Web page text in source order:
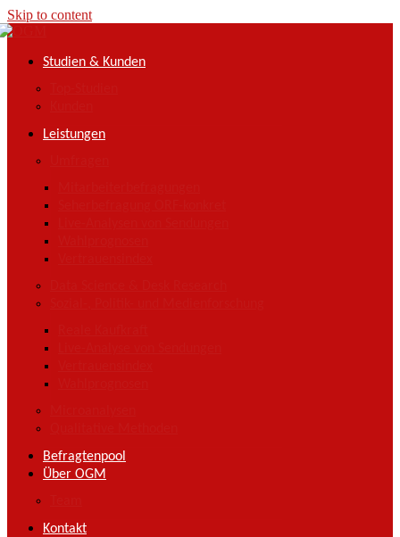
Skip to content
Studien & Kunden
Leistungen
Befragtenpool
Über OGM
Kontakt